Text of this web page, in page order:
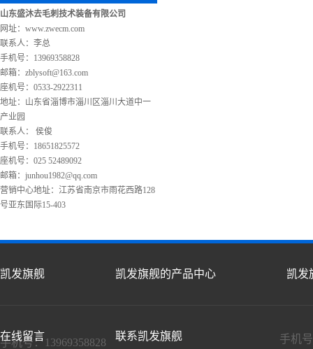
山东盛沐去毛刺技术装备有限公司
网址：www.zwecm.com
联系人：李总
手机号：13969358828
邮箱： zblysoft@163.com
座机号：0533-2922311
地址：山东省淄博市淄川区淄川大道中一
产业园
联系人： 侯俊
手机号：18651825572
座机号：025 52489092
邮箱： junhou1982@qq.com
营销中心地址：江苏省南京市雨花西路128
号亚东国际15-403
凯发旗舰 凯发旗舰的产品中心 凯发
在线留言 联系凯发旗舰
手机号：13969358828
手机